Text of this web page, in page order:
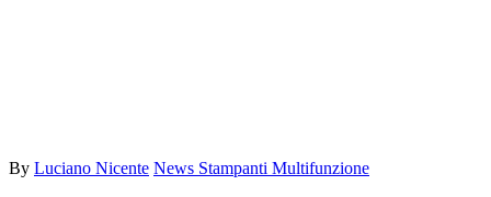
By Luciano Nicente News Stampanti Multifunzione